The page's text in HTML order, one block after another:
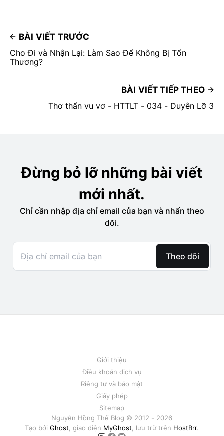
BÀI VIẾT TRƯỚC
Cho Đi và Nhận Lại: Làm Sao Để Không Bị Tổn
Thương?
BÀI VIẾT TIẾP THEO
Thơ thẩn vu vơ - HTTLT - 034 - Duyên Lỡ 3
Giới thiệu
Điều khoản dịch vụ
Riêng tư và bảo mật
Giấy phép
Sitemap
Nguyễn Hồng Thế Blog © 2012 - 2026
Tạo bởi Ghost , giao diện MyGhost , lưu trữ trên HostBrr.